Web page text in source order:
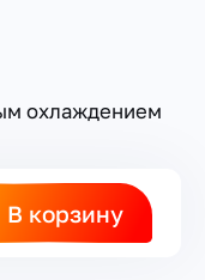
охлаждением
В корзину